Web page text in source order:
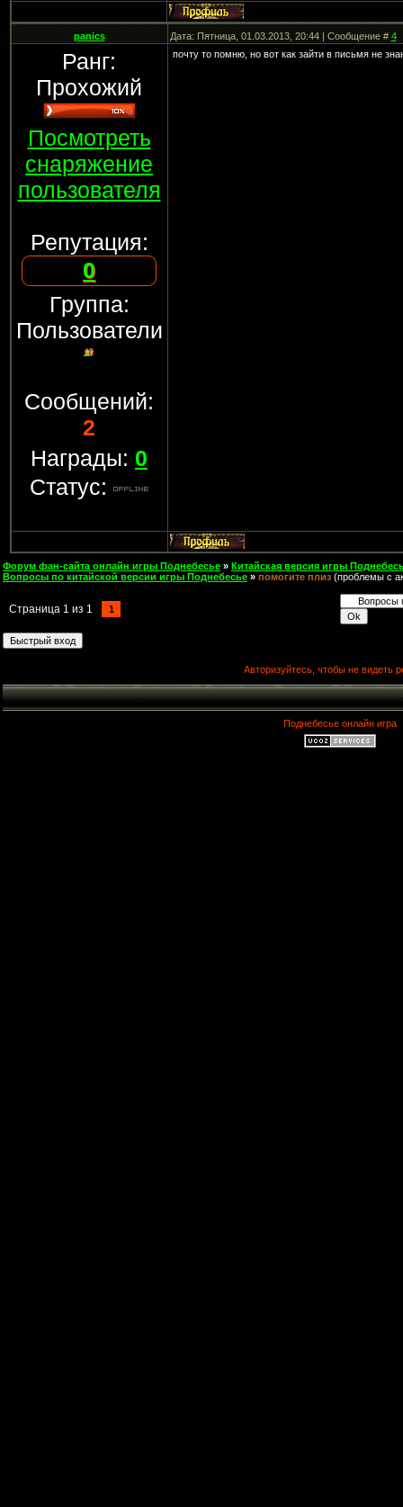
panics Дата: Пятница, 01.03.2013, 20:44 | Сообщение #4
Ранг:
Прохожий
Посмотреть
снаряжение
пользователя
Репутация:
0
Группа:
Пользователи
Сообщений:
2
Награды: 0
Статус:
почту то помню, но вот как зайти в письмя не
Форум фан-сайта онлайн игры Поднебесье » Китайская версия игры
Вопросы по китайской версии игры Поднебесье » помогите плиз (проблемы с
Страница 1 из 1 1
Авторизуйтесь, чтобы не видеть
Поднебесье онлайн игра